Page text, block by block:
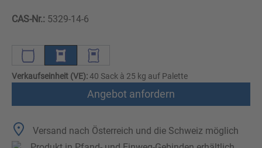
CAS-Nr.: 5329-14-6
Verkaufseinheit (VE):40 Sack à 25 kg auf Palette
Angebot anfordern
Versand nach Österreich und die Schweiz möglich